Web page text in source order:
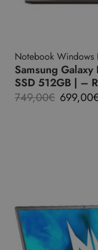
Notebook Windows
Samsung
SSD 512GB | –
749,00€ 699,00